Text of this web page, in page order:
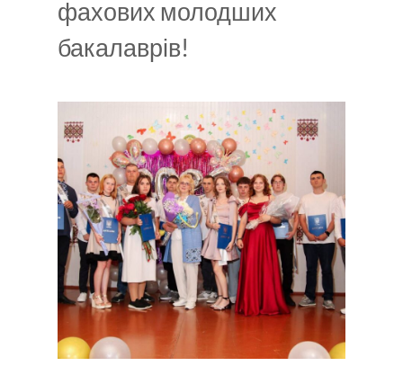
фахових молодших
бакалаврів!